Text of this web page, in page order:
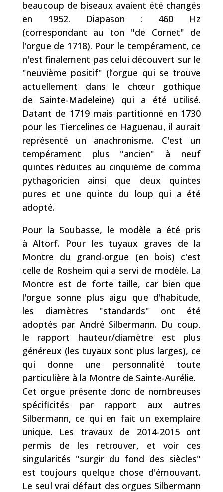
beaucoup de biseaux avaient été changés
en 1952. Diapason : 460 Hz
(correspondant au ton "de Cornet" de
l'orgue de 1718). Pour le tempérament, ce
n'est finalement pas celui découvert sur le
"neuvième positif" (l'orgue qui se trouve
actuellement dans le chœur gothique
de Sainte-Madeleine) qui a été utilisé.
Datant de 1719 mais partitionné en 1730
pour les Tiercelines de Haguenau, il aurait
représenté un anachronisme. C'est un
tempérament plus "ancien" à neuf
quintes réduites au cinquième de comma
pythagoricien ainsi que deux quintes
pures et une quinte du loup qui a été
adopté.
Pour la Soubasse, le modèle a été pris
à Altorf. Pour les tuyaux graves de la
Montre du grand-orgue (en bois) c'est
celle de Rosheim qui a servi de modèle. La
Montre est de forte taille, car bien que
l'orgue sonne plus aigu que d'habitude,
les diamètres "standards" ont été
adoptés par André Silbermann. Du coup,
le rapport hauteur/diamètre est plus
généreux (les tuyaux sont plus larges), ce
qui donne une personnalité toute
particulière à la Montre de Sainte-Aurélie.
Cet orgue présente donc de nombreuses
spécificités par rapport aux autres
Silbermann, ce qui en fait un exemplaire
unique. Les travaux de 2014-2015 ont
permis de les retrouver, et voir ces
singularités "surgir du fond des siècles"
est toujours quelque chose d'émouvant.
Le seul vrai défaut des orgues Silbermann